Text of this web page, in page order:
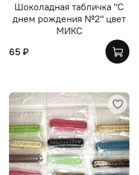
Шоколадная табличка "С
днем рождения №2" цвет
МИКС
65 ₽